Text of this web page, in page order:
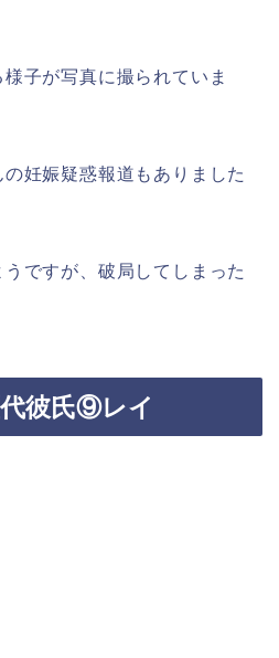
子が写真に撮られていま
妊娠疑惑報道もありました
ですが、破局してしまった
彼氏⑨レイ